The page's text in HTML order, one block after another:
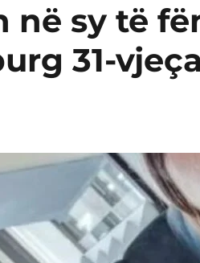
në sy të
31-